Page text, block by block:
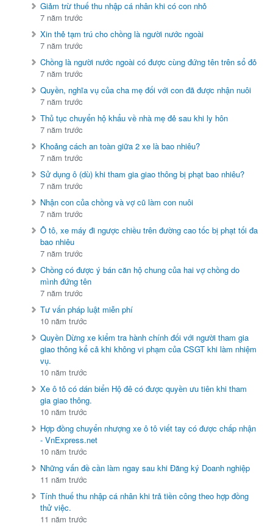
Giảm trừ thuế thu nhập cá nhân khi có con nhỏ
7 năm trước
Xin thẻ tạm trú cho chồng là người nước ngoài
7 năm trước
Chồng là người nước ngoài có được cùng đứng tên trên sổ đỏ
7 năm trước
Quyền, nghĩa vụ của cha mẹ đối với con đã được nhận nuôi
7 năm trước
Thủ tục chuyển hộ khẩu về nhà mẹ đẻ sau khi ly hôn
7 năm trước
Khoảng cách an toàn giữa 2 xe là bao nhiêu?
7 năm trước
Sử dụng ô (dù) khi tham gia giao thông bị phạt bao nhiêu?
7 năm trước
Nhận con của chồng và vợ cũ làm con nuôi
7 năm trước
Ô tô, xe máy đi ngược chiều trên đường cao tốc bị phạt tối đa
bao nhiêu
7 năm trước
Chồng có được ý bán căn hộ chung của hai vợ chồng do
mình đứng tên
7 năm trước
Tư vấn pháp luật miễn phí
10 năm trước
Quyền Dừng xe kiểm tra hành chính đối với người tham gia
giao thông kể cả khi không vi phạm của CSGT khi làm nhiệm
vụ.
10 năm trước
Xe ô tô có dán biển Hộ đê có được quyền ưu tiên khi tham
gia giao thông.
10 năm trước
Hợp đồng chuyển nhượng xe ô tô viết tay có được chấp nhận
- VnExpress.net
10 năm trước
Những vấn đề cần làm ngay sau khi Đăng ký Doanh nghiệp
11 năm trước
Tính thuế thu nhập cá nhân khi trả tiền công theo hợp đồng
thử việc.
11 năm trước